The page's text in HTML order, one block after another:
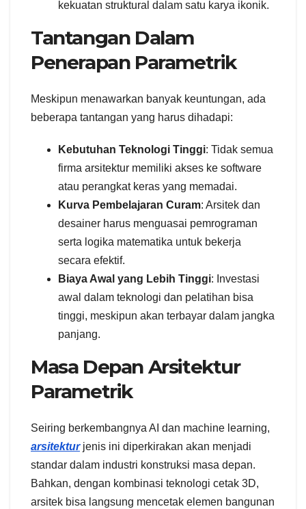
kekuatan struktural dalam satu karya ikonik.
Tantangan Dalam
Penerapan Parametrik
Meskipun menawarkan banyak keuntungan, ada
beberapa tantangan yang harus dihadapi:
Kebutuhan Teknologi Tinggi: Tidak semua
firma arsitektur memiliki akses ke software
atau perangkat keras yang memadai.
Kurva Pembelajaran Curam: Arsitek dan
desainer harus menguasai pemrograman
serta logika matematika untuk bekerja
secara efektif.
Biaya Awal yang Lebih Tinggi: Investasi
awal dalam teknologi dan pelatihan bisa
tinggi, meskipun akan terbayar dalam jangka
panjang.
Masa Depan Arsitektur
Parametrik
Seiring berkembangnya AI dan machine learning,
arsitekturjenis ini diperkirakan akan menjadi
standar dalam industri konstruksi masa depan.
Bahkan, dengan kombinasi teknologi cetak 3D,
arsitek bisa langsung mencetak elemen bangunan